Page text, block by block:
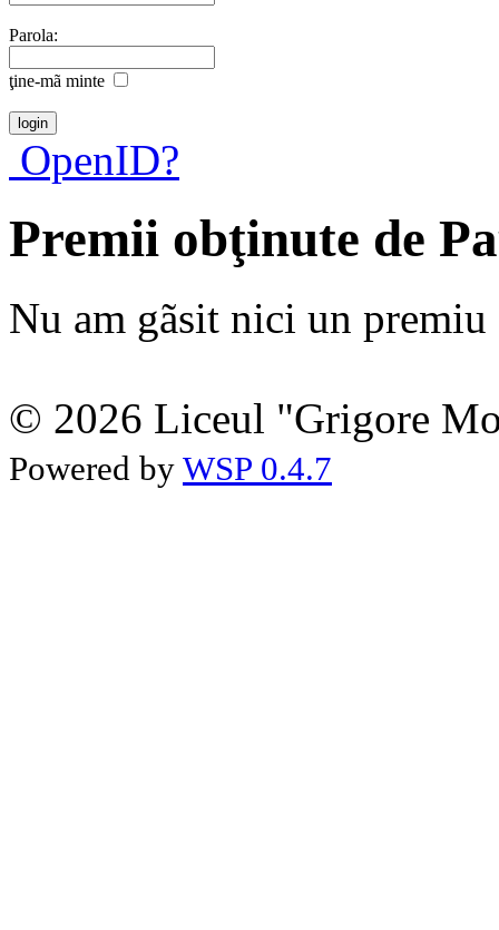
Parola:
ţine-mã minte
OpenID?
Premii obţinute de
Nu am gãsit nici un premiu
© 2026 Liceul "Grigore
Powered by WSP 0.4.7